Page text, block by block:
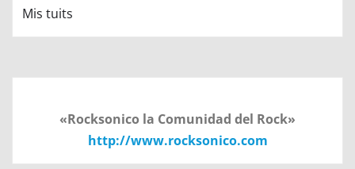
Mis tuits
«Rocksonico la Comunidad del Rock»
http://www.rocksonico.com